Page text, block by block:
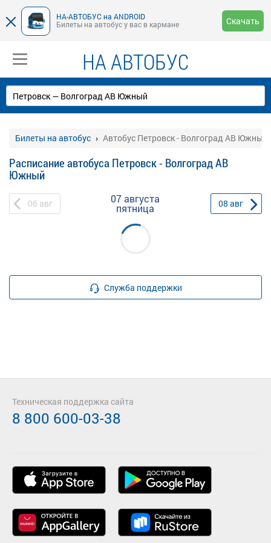
НА-АВТОБУС на ANDROID
Билеты на автобус у вас в кармане
Скачать
НА АВТОБУС
Билеты на автобус Автобус Петровск - Волгоград АВ Южный
Расписание автобуса Петровск - Волгоград АВ
Южный
06 авг 07 августа
пятница 08 авг
Служба поддержки
Техническая поддержка сайта
8 800 600-03-38